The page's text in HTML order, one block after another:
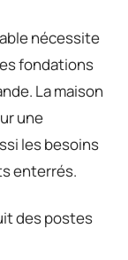
nécessite
fondations
La maison
une
les besoins
enterrés.
des postes